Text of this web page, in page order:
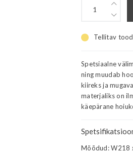
Tellitav
Spetsiaalne
ning muudab
kiireks ja
materjaliks on
käepärane
Mõõdud: W218